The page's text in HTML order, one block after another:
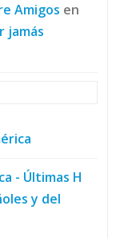
Amigos en
jamás
- Últimas H
y del